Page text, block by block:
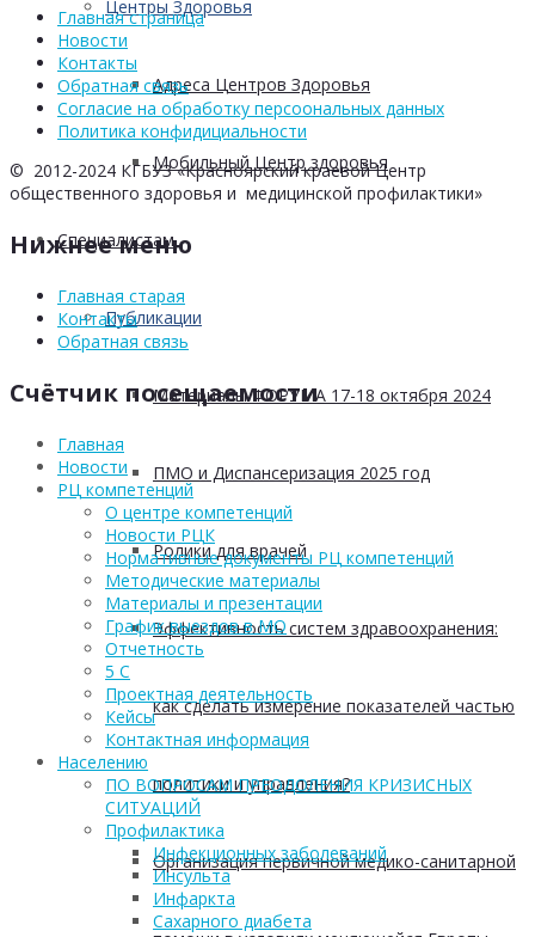
Центры Здоровья
Адреса Центров Здоровья
Мобильный Центр здоровья
Cпециалистам
Публикации
Материалы ФОРУМА 17-18 октября 2024
ПМО и Диспансеризация 2025 год
Ролики для врачей
Эффективность систем здравоохранения:
как сделать измерение показателей частью
политики и управления?
Организация первичной медико-санитарной
Главная страница
Новости
Контакты
Обратная связь
Согласие на обработку персоональных данных
Политика конфидициальности
© 2012-2024 КГБУЗ «Красноярский краевой Центр
общественного здоровья и медицинской профилактики»
Нижнее меню
Главная старая
Контакты
Обратная связь
Счётчик посещаемости
Главная
Новости
РЦ компетенций
О центре компетенций
Новости РЦК
Нормативные документы РЦ компетенций
Методические материалы
Материалы и презентации
График выездов в МО
Отчетность
5 С
Проектная деятельность
Кейсы
Контактная информация
Населению
ПО ВОПРОСАМ ПРЕОДОЛЕНИЯ КРИЗИСНЫХ
СИТУАЦИЙ
Профилактика
Инфекционных заболеваний
Инсульта
Инфаркта
Сахарного диабета